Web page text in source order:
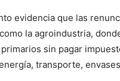
evidencia que las
la agroindustria,
sin pagar
transporte,